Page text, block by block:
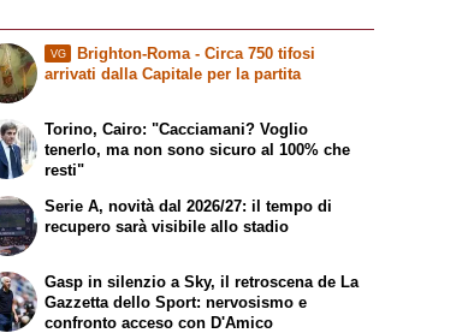
VG
Brighton-Roma - Circa 750 tifosi
arrivati dalla Capitale per la partita
Torino, Cairo: "Cacciamani? Voglio
tenerlo, ma non sono sicuro al 100% che
resti"
Serie A, novità dal 2026/27: il tempo di
recupero sarà visibile allo stadio
Gasp in silenzio a Sky, il retroscena deLa
Gazzetta dello Sport: nervosismo e
confronto acceso con D'Amico